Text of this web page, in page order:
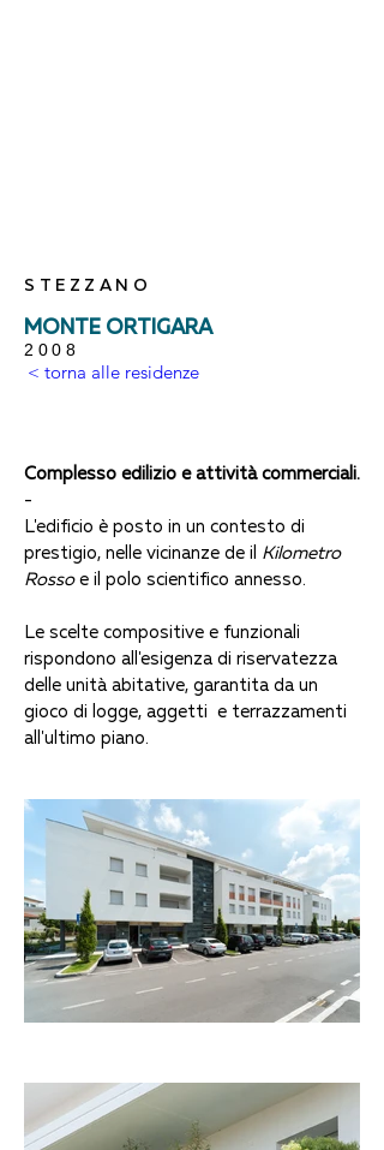
STEZZANO
MONTE ORTIGARA
2008
< torna alle residenze
Complesso edilizio e attività commerciali.
-
L'edificio è posto in un contesto di
prestigio, nelle vicinanze de il Kilometro
Rossoe il polo scientifico annesso.
Le scelte compositive e funzionali
rispondono all'esigenza di riservatezza
delle unità abitative, garantita da un
gioco di logge, aggetti e terrazzamenti
all'ultimo piano.